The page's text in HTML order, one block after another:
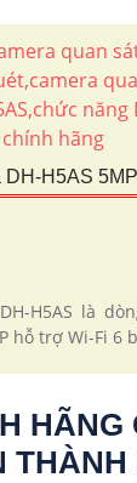
H5AS 5MP
H5AS là
hỗ trợ Wi-Fi 6
HÃNG
THÀNH